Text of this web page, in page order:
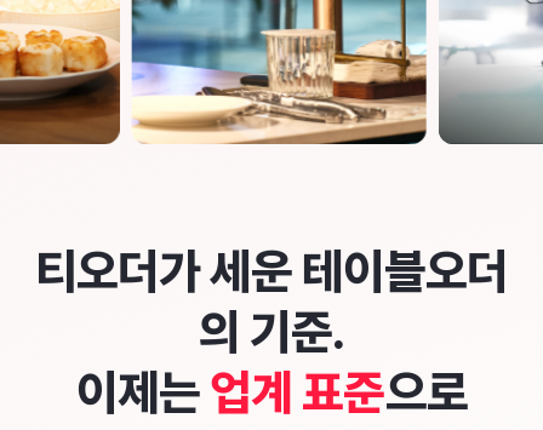
티오더가 세운 테이블오더
의 기준.
이제는업계 표준으로